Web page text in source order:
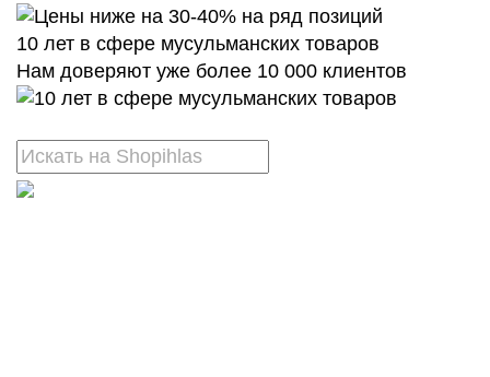
10 лет в сфере мусульманских товаров
Нам доверяют уже более 10 000 клиентов